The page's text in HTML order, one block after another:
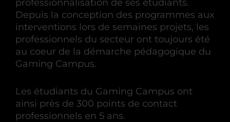
professionnalisation de ses étudiants.
Depuis la conception des programmes aux
interventions lors de semaines projets, les
professionnels du secteur ont toujours été
au coeur de la démarche pédagogique du
Gaming Campus.
Les étudiants du Gaming Campus ont
ainsi près de 300 points de contact
professionnels en 5 ans.